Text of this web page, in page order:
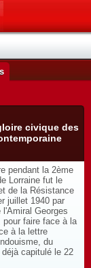
civique des
pendant la 2ème
Lorraine fut le
de la Résistance
juillet 1940 par
Georges
pour faire face à la
à la lettre
du
capitulé le 22